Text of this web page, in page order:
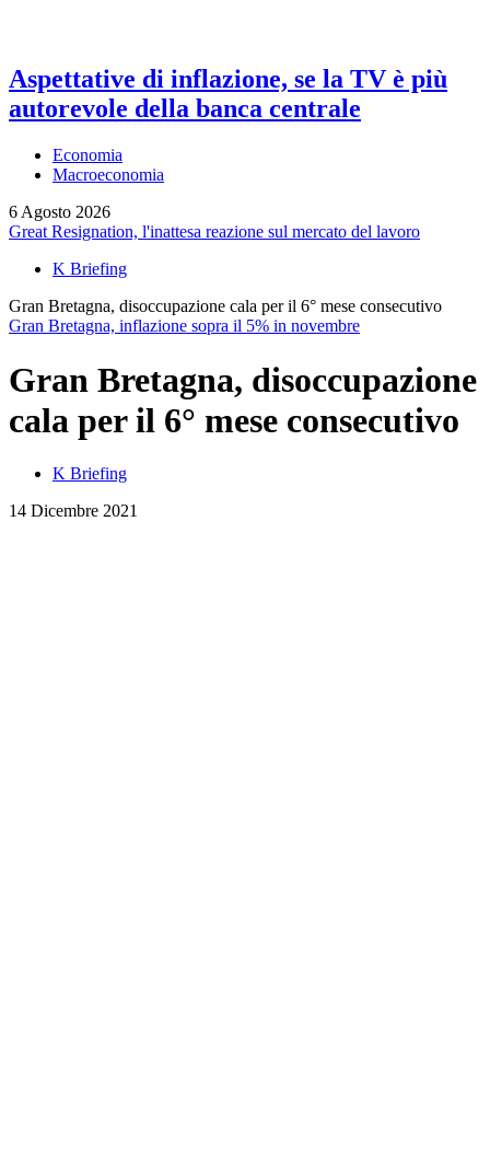
Aspettative di inflazione, se la TV è più
autorevole della banca centrale
Economia
Macroeconomia
6 Agosto 2026
Great Resignation, l'inattesa reazione sul mercato del lavoro
K Briefing
Gran Bretagna, disoccupazione cala per il 6° mese consecutivo
Gran Bretagna, inflazione sopra il 5% in novembre
Gran Bretagna, disoccupazione
cala per il 6° mese consecutivo
K Briefing
14 Dicembre 2021